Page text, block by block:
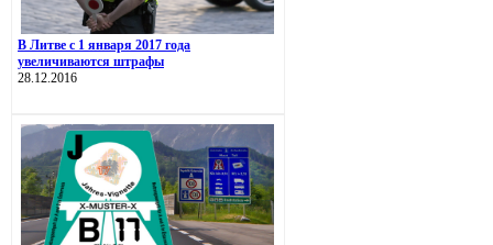
В Литве с 1 января 2017 года
увеличиваются штрафы
28.12.2016